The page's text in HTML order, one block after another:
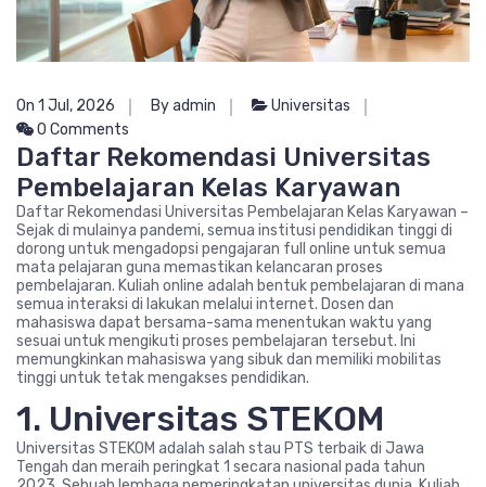
On 1 Jul, 2026 By admin
Universitas
0 Comments
Daftar Rekomendasi Universitas
Pembelajaran Kelas Karyawan
Daftar Rekomendasi Universitas Pembelajaran Kelas Karyawan –
Sejak di mulainya pandemi, semua institusi pendidikan tinggi di
dorong untuk mengadopsi pengajaran full online untuk semua
mata pelajaran guna memastikan kelancaran proses
pembelajaran. Kuliah online adalah bentuk pembelajaran di mana
semua interaksi di lakukan melalui internet. Dosen dan
mahasiswa dapat bersama-sama menentukan waktu yang
sesuai untuk mengikuti proses pembelajaran tersebut. Ini
memungkinkan mahasiswa yang sibuk dan memiliki mobilitas
tinggi untuk tetak mengakses pendidikan.
1. Universitas STEKOM
Universitas STEKOM adalah salah stau PTS terbaik di Jawa
Tengah dan meraih peringkat 1 secara nasional pada tahun